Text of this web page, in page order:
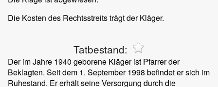
Die Kosten des Rechtsstreits trägt der Kläger.
Tatbestand:
Der im Jahre 1940 geborene Kläger ist Pfarrer der
Beklagten. Seit dem 1. September 1998 befindet er sich im
Ruhestand. Er erhält seine Versorgung durch die